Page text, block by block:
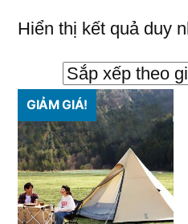
Hiển thị kết quả duy
GIẢM GIÁ!